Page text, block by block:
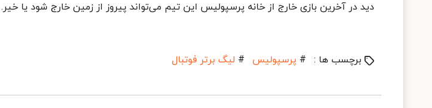
دید در آخرین بازی خارج از خانه پرسپولیس این تیم می‌تواند پیروز از زمین خارج شود یا خیر.
برچسب ها : # پرسپولیس # لیگ برتر فوتبال